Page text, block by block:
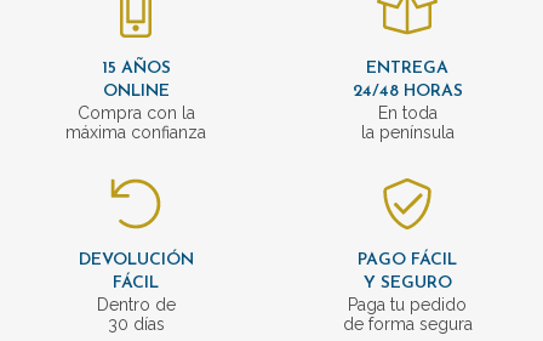
15 AÑOS
ONLINE
Compra con la
máxima confianza
ENTREGA
24/48 HORAS
En toda
la península
DEVOLUCIÓN
FÁCIL
Dentro de
30 días
PAGO FÁCIL
Y SEGURO
Paga tu pedido
de forma segura